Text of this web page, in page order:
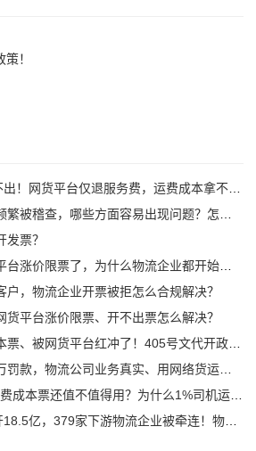
！
网货平台仅退服务费，运费成本拿不到怎么办？
查，哪些方面容易出现问题？怎么实现合规经营？
票？
了，为什么物流企业都开始选择1%司机运费成本票了？
户，物流企业开票被拒怎么合规解决？
平台涨价限票、开不出票怎么解决？
货平台红冲了！405号文代开政策、试点平台合规破局！
司业务真实、用网络货运平台9%运费票就不会有问题嘛？
还值不值得用？为什么1%司机运费票更适合物流企业？
家下游物流企业被牵连！物流企业的“运费成本票死结”怎么解？